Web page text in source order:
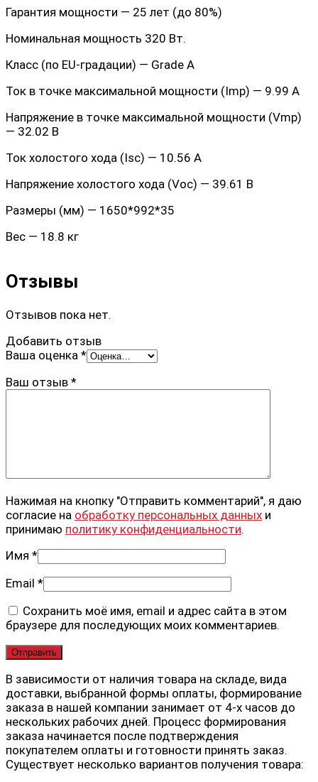
Гарантия мощности — 25 лет (до 80%)
Номинальная мощность 320 Вт.
Класс (по EU-градации) — Grade A
Ток в точке максимальной мощности (Imp) — 9.99 А
Напряжение в точке максимальной мощности (Vmp)
— 32.02 В
Ток холостого хода (Isc) — 10.56 А
Напряжение холостого хода (Voc) — 39.61 В
Размеры (мм) — 1650*992*35
Вес — 18.8 кг
Отзывы
Отзывов пока нет.
Добавить отзыв
Ваша оценка *
Ваш отзыв *
Нажимая на кнопку "Отправить комментарий", я даю
согласие на обработку персональных данных и
принимаю политику конфиденциальности.
Имя *
Email *
Сохранить моё имя, email и адрес сайта в этом
браузере для последующих моих комментариев.
В зависимости от наличия товара на складе, вида
доставки, выбранной формы оплаты, формирование
заказа в нашей компании занимает от 4-х часов до
нескольких рабочих дней. Процесс формирования
заказа начинается после подтверждения
покупателем оплаты и готовности принять заказ.
Существует несколько вариантов получения товара: